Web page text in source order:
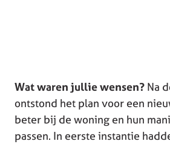
Wat waren jullie wensen? Na
ontstond het plan voor een
beter bij de woning en hun
passen. In eerste instantie